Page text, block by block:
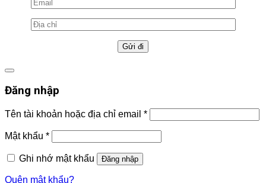
Đăng nhập
Tên tài khoản hoặc địa chỉ email *
Mật khẩu *
Ghi nhớ mật khẩu Đăng nhập
Quên mật khẩu?